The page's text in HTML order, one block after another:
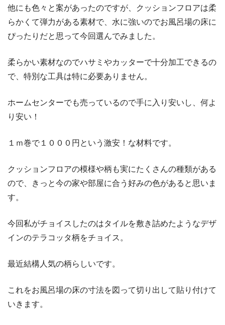
他にも色々と案があったのですが、クッションフロアは柔
らかくて弾力がある素材で、水に強いのでお風呂場の床に
ぴったりだと思って今回選んでみました。
柔らかい素材なのでハサミやカッターで十分加工できるの
で、特別な工具は特に必要ありません。
ホームセンターでも売っているので手に入り安いし、何よ
り安い！
１ｍ巻で１０００円という激安！な材料です。
クッションフロアの模様や柄も実にたくさんの種類がある
ので、きっと今の家や部屋に合う好みの色があると思いま
す。
今回私がチョイスしたのはタイルを敷き詰めたようなデザ
インのテラコッタ柄をチョイス。
最近結構人気の柄らしいです。
これをお風呂場の床の寸法を図って切り出して貼り付けて
いきます。